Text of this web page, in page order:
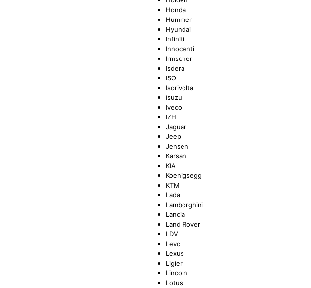
Honda
Hummer
Hyundai
Infiniti
Innocenti
Irmscher
Isdera
ISO
Isorivolta
Isuzu
Iveco
IZH
Jaguar
Jeep
Jensen
Karsan
KIA
Koenigsegg
KTM
Lada
Lamborghini
Lancia
Land Rover
LDV
Levc
Lexus
Ligier
Lincoln
Lotus